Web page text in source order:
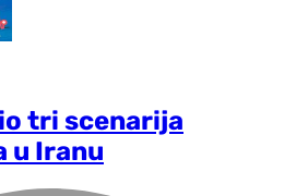
tri scenarija
u Iranu